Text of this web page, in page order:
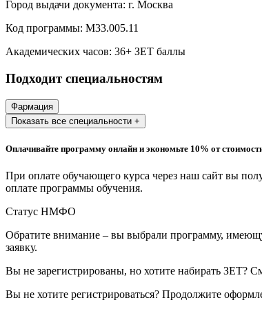
Образование и педагогические
Социология и социальная
История и археология
Техносферная безопасность и
природообустройство
Экологическая безопасность в
промышленности
Город выдачи документа: г. Москва
Код программы: М33.005.11
Академических часов: 36+ ЗЕТ баллы
Подходит специальностям
Фармация
Показать все специальности +
Оплачивайте программу онлайн и экономьте 10% от
При оплате обучающего курса через наш сайт вы
оплате программы обучения.
Статус НМФО
Обратите внимание – вы выбрали программу,
заявку.
Вы не зарегистрированы, но хотите набирать ЗЕТ?
Вы не хотите регистрироваться? Продолжите